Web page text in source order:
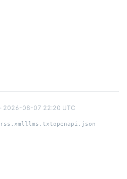
· 2026-08-07 22:20 UTC
rss.xmlllms.txtopenapi.json